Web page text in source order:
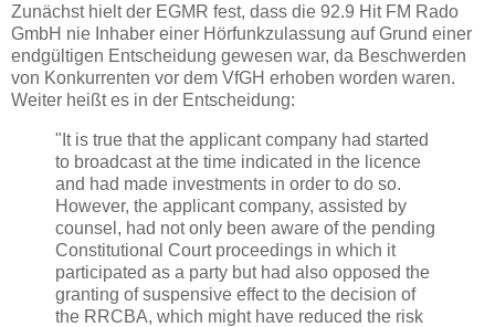
Zunächst hielt der EGMR fest, dass die 92.9 Hit FM Rado
GmbH nie Inhaber einer Hörfunkzulassung auf Grund einer
endgültigen Entscheidung gewesen war, da Beschwerden
von Konkurrenten vor dem VfGH erhoben worden waren.
Weiter heißt es in der Entscheidung:
"It is true that the applicant company had started
to broadcast at the time indicated in the licence
and had made investments in order to do so.
However, the applicant company, assisted by
counsel, had not only been aware of the pending
Constitutional Court proceedings in which it
participated as a party but had also opposed the
granting of suspensive effect to the decision of
the RRCBA, which might have reduced the risk